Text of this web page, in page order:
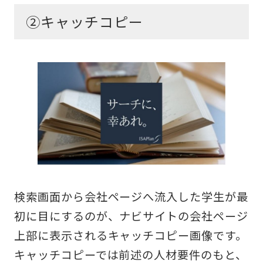
②キャッチコピー
検索画面から会社ページへ流入した学生が最
初に目にするのが、ナビサイトの会社ページ
上部に表示されるキャッチコピー画像です。
キャッチコピーでは前述の人材要件のもと、